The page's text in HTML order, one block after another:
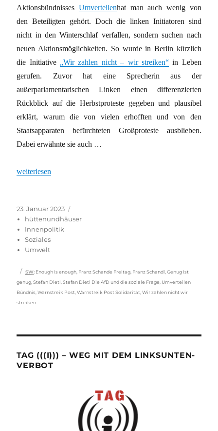
AktionsbündnissesUmverteilenhat man auch wenig von
den Beteiligten gehört. Doch die linken Initiatoren sind
nicht in den Winterschlaf verfallen, sondern suchen nach
neuen Aktionsmöglichkeiten. So wurde in Berlin kürzlich
die Initiative „Wir zahlen nicht – wir streiken“in Leben
gerufen. Zuvor hat eine Sprecherin aus der
außerparlamentarischen Linken einen differenzierten
Rückblick auf die Herbstproteste gegeben und plausibel
erklärt, warum die von vielen erhofften und von den
Staatsapparaten befürchteten Großproteste ausblieben.
Dabei erwähnte sie auch …
„Antwort auf Energiepreis-Abzocke: „Wir zahlen nicht – wir
weiterlesen
Veröffentlicht
am
23. Januar 2023
hüttenundhäuser
Innenpolitik
Soziales
Umwelt
Schlagwörter
SW: Enough is enough Franz Schande Freitag Franz Schandl ,Genug ist
genug ,Stefan Dietl ,Stefan Dietl Die AfD und die soziale Frage Umverteilen
Bündnis ,Warnstreik Post ,Warnstreik Post Solidarität ,Wir zahlen nicht wir
streiken
TAG (((I))) – WEG MIT DEM LINKSUNTEN-
VERBOT